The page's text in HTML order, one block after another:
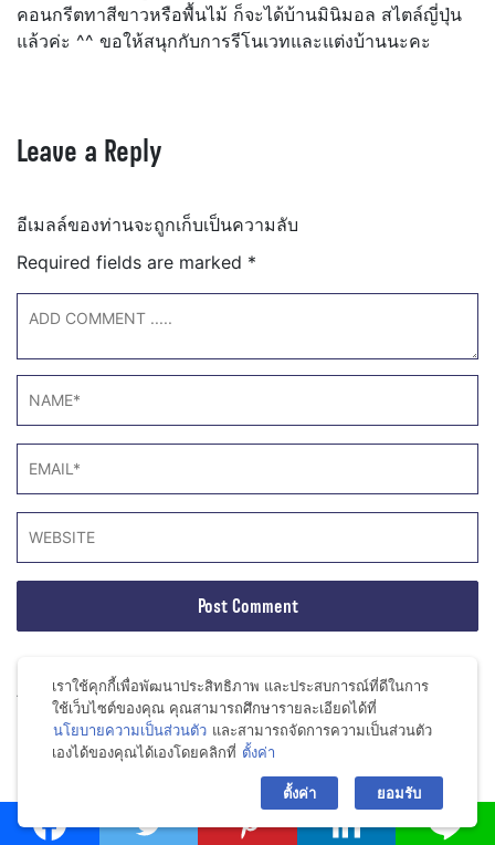
คอนกรีตทาสีขาวหรือพื้นไม้ ก็จะได้บ้านมินิมอล สไตล์ญี่ปุ่น
แล้วค่ะ ^^ ขอให้สนุกกับการรีโนเวทและแต่งบ้านนะคะ
Leave a Reply
อีเมลล์ของท่านจะถูกเก็บเป็นความลับ
Required fields are marked *
ALL COMMENT (1)
ellephant
กำลังสนใจลามิเนตค่ะ อินทีเรียแนะนำว่า High pressure
laminates ทนทานมาก ใครเคยใช้ หรือมีคำแนะนำอย่างไรบ้าง
เราใช้คุกกี้เพื่อพัฒนาประสิทธิภาพ และประสบการณ์ที่ดีในการ
ใช้เว็บไซต์ของคุณ คุณสามารถศึกษารายละเอียดได้ที่
นโยบายความเป็นส่วนตัว และสามารถจัดการความเป็นส่วนตัว
เองได้ของคุณได้เองโดยคลิกที่ ตั้งค่า
ตั้งค่า ยอมรับ